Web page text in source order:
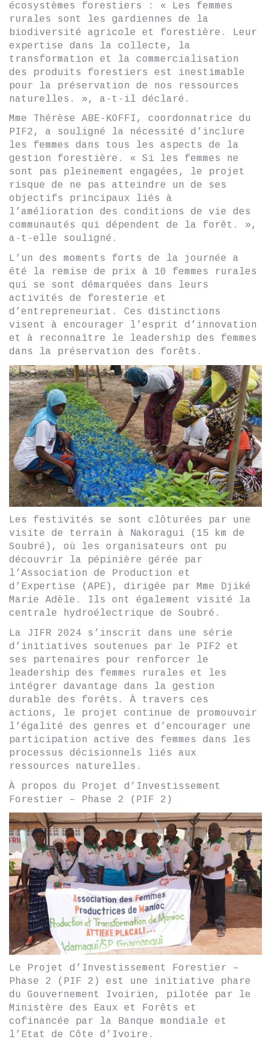
écosystèmes forestiers : « Les femmes
rurales sont les gardiennes de la
biodiversité agricole et forestière. Leur
expertise dans la collecte, la
transformation et la commercialisation
des produits forestiers est inestimable
pour la préservation de nos ressources
naturelles. », a-t-il déclaré.
Mme Thérèse ABE-KOFFI, coordonnatrice du
PIF2, a souligné la nécessité d’inclure
les femmes dans tous les aspects de la
gestion forestière. « Si les femmes ne
sont pas pleinement engagées, le projet
risque de ne pas atteindre un de ses
objectifs principaux liés à
l’amélioration des conditions de vie des
communautés qui dépendent de la forêt. »,
a-t-elle souligné.
L’un des moments forts de la journée a
été la remise de prix à 10 femmes rurales
qui se sont démarquées dans leurs
activités de foresterie et
d’entrepreneuriat. Ces distinctions
visent à encourager l’esprit d’innovation
et à reconnaître le leadership des femmes
dans la préservation des forêts.
Les festivités se sont clôturées par une
visite de terrain à Nakoragui (15 km de
Soubré), où les organisateurs ont pu
découvrir la pépinière gérée par
l’Association de Production et
d’Expertise (APE), dirigée par Mme Djiké
Marie Adèle. Ils ont également visité la
centrale hydroélectrique de Soubré.
La JIFR 2024 s’inscrit dans une série
d’initiatives soutenues par le PIF2 et
ses partenaires pour renforcer le
leadership des femmes rurales et les
intégrer davantage dans la gestion
durable des forêts. À travers ces
actions, le projet continue de promouvoir
l’égalité des genres et d’encourager une
participation active des femmes dans les
processus décisionnels liés aux
ressources naturelles.
À propos du Projet d’Investissement
Forestier – Phase 2 (PIF 2)
Le Projet d’Investissement Forestier –
Phase 2 (PIF 2) est une initiative phare
du Gouvernement Ivoirien, pilotée par le
Ministère des Eaux et Forêts et
cofinancée par la Banque mondiale et
l’Etat de Côte d’Ivoire.